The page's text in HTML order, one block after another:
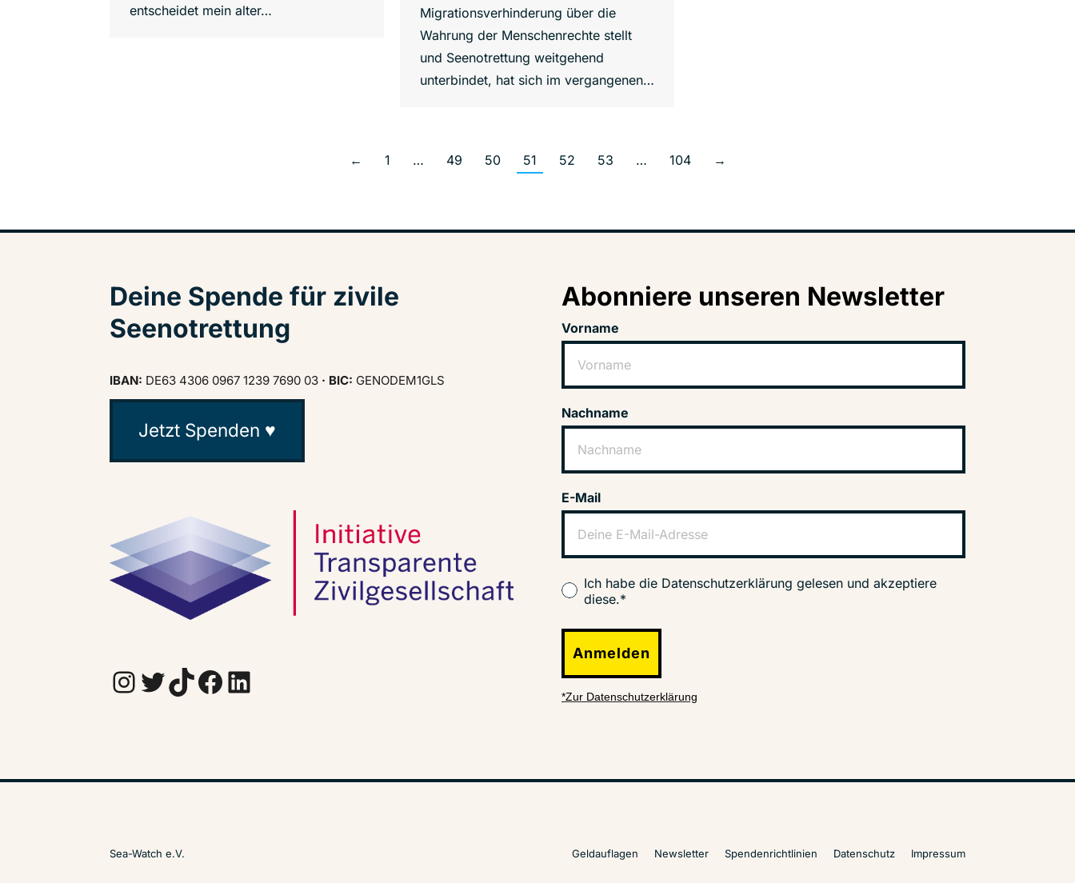
entscheidet mein alter…
Migrationsverhinderung über die
Wahrung der Menschenrechte stellt
und Seenotrettung weitgehend
unterbindet, hat sich im vergangenen…
← 1 … 49 50 51 52 53 … 104 →
Deine Spende für zivile
Seenotrettung
IBAN: DE63 4306 0967 1239 7690 03 · BIC: GENODEM1GLS
Jetzt Spenden ♥
InstagramTwitter TikTok Facebook LinkedIn
Abonniere unseren Newsletter
Vorname
Nachname
E-Mail
Ich habe die Datenschutzerklärung gelesen und akzeptiere
diese.*
Anmelden
*Zur Datenschutzerklärung
Sea-Watch e.V. Geldauflagen Newsletter Spendenrichtlinien Datenschutz Impressum